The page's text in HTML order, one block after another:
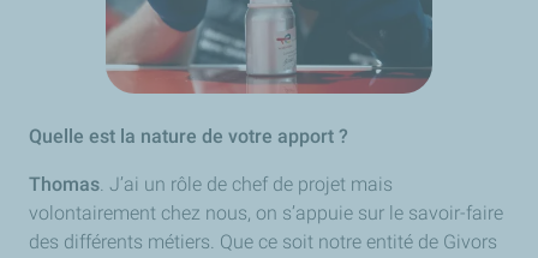
Quelle est la nature de votre apport ?
Thomas. J’ai un rôle de chef de projet mais
volontairement chez nous, on s’appuie sur le savoir-faire
des différents métiers. Que ce soit notre entité de Givors